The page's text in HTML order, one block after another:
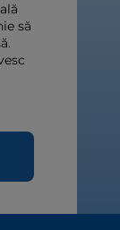
să